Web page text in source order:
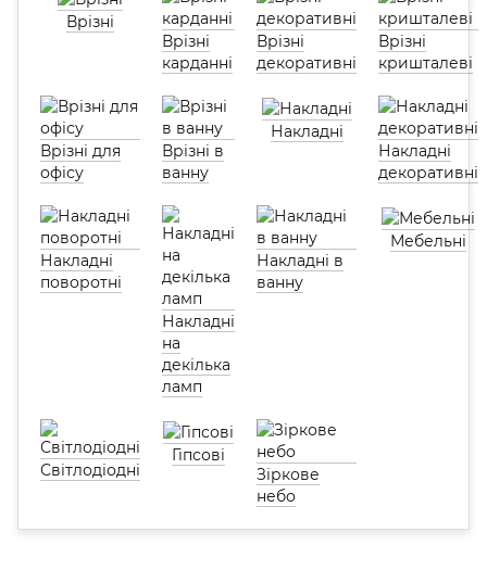
Врізні
Врізні
карданні
Врізні
декоративні
Врізні
кришталеві
Врізні для
офісу
Врізні в
ванну
Накладні
Накладні
декоративні
Накладні
поворотні
Накладні
на
декілька
ламп
Накладні в
ванну
Мебельні
Світлодіодні
Гіпсові
Зіркове
небо